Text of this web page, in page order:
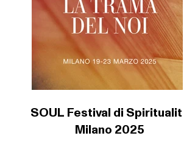
SOUL Festival di Spiritualità
Milano 2025